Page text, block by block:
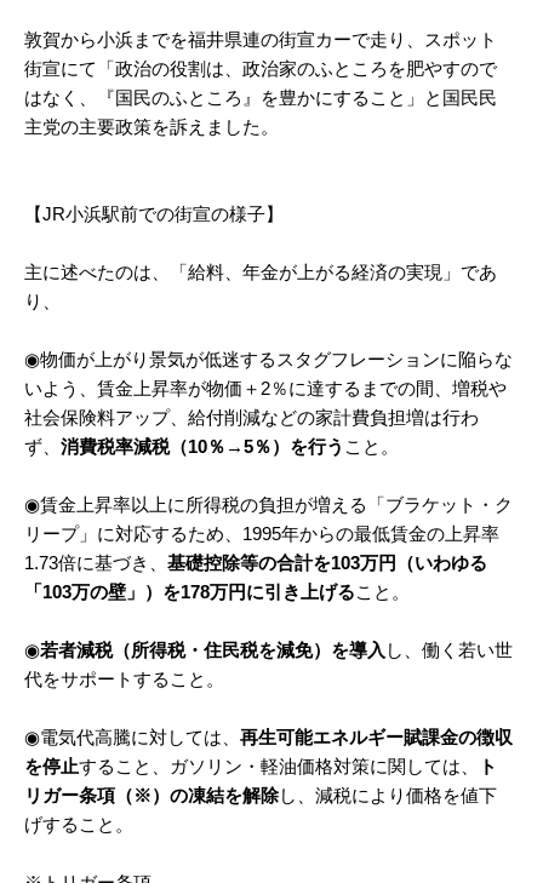
敦賀から小浜までを福井県連の街宣カーで走り、スポット
街宣にて「政治の役割は、政治家のふところを肥やすので
はなく、『国民のふところ』を豊かにすること」と国民民
主党の主要政策を訴えました。
【JR小浜駅前での街宣の様子】
主に述べたのは、「給料、年金が上がる経済の実現」であ
り、
◉物価が上がり景気が低迷するスタグフレーションに陥らな
いよう、賃金上昇率が物価＋2％に達するまでの間、増税や
社会保険料アップ、給付削減などの家計費負担増は行わ
ず、 消費税率減税（10％→5％）を行う こと。
◉賃金上昇率以上に所得税の負担が増える「ブラケット・ク
リープ」に対応するため、1995年からの最低賃金の上昇率
1.73倍に基づき、 基礎控除等の合計を103万円（いわゆる
「103万の壁」）を178万円に引き上げること。
◉若者減税（所得税・住民税を減免）を導入 し、働く若い世
代をサポートすること。
◉電気代高騰に対しては、 再生可能エネルギー賦課金の徴収
を停止すること、ガソリン・軽油価格対策に関しては、
ト
リガー条項（※）の凍結を解除し、減税により価格を値下
げすること。